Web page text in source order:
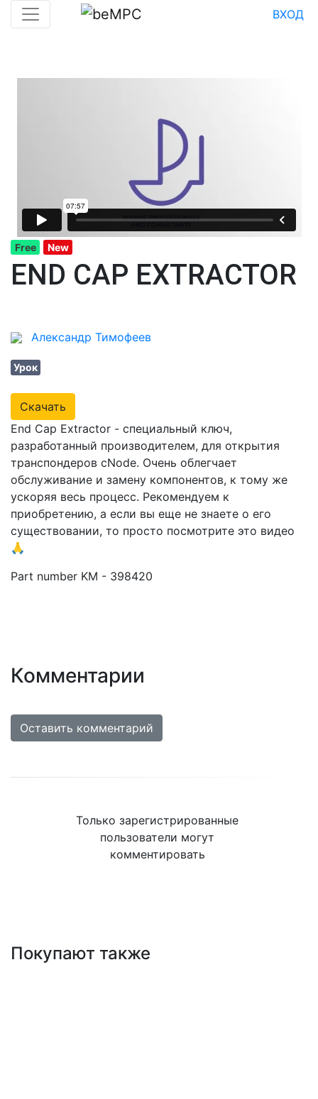
ВХОД
Free New
END CAP EXTRACTOR
Александр Тимофеев
Урок
Скачать
End Cap Extractor - специальный ключ,
разработанный производителем, для открытия
транспондеров cNode. Очень облегчает
обслуживание и замену компонентов, к тому же
ускоряя весь процесс. Рекомендуем к
приобретению, а если вы еще не знаете о его
существовании, то просто посмотрите это видео
🙏
Part number KM - 398420
Комментарии
Оставить комментарий
Только зарегистрированные
пользователи могут
комментировать
Покупают также